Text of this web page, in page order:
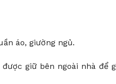
áo, giường ngủ.
giữ bên ngoài nhà để